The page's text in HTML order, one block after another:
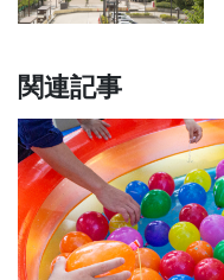
関連記事